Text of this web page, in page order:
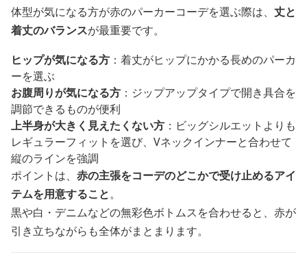
体型が気になる方が赤のパーカーコーデを選ぶ際は、 丈と
着丈のバランスが最重要です。
ヒップが気になる方 ：着丈がヒップにかかる長めのパーカ
ーを選ぶ
お腹周りが気になる方 ：ジップアップタイプで開き具合を
調節できるものが便利
上半身が大きく見えたくない方 ：ビッグシルエットよりも
レギュラーフィットを選び、Vネックインナーと合わせて
縦のラインを強調
ポイントは、 赤の主張をコーデのどこかで受け止めるアイ
テムを用意すること。
黒や白・デニムなどの無彩色ボトムスを合わせると、赤が
引き立ちながらも全体がまとまります。